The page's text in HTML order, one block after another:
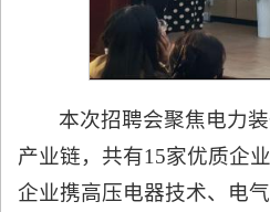
本次招聘会聚焦电力
产业链，共有15家优质企
企业携高压电器技术、电